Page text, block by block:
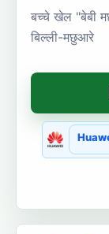
बच्चे खेल "बेबी
बिल्ली-मछुआरे